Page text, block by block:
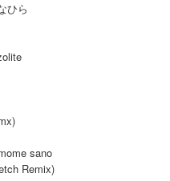
ひら
sano
Remix)